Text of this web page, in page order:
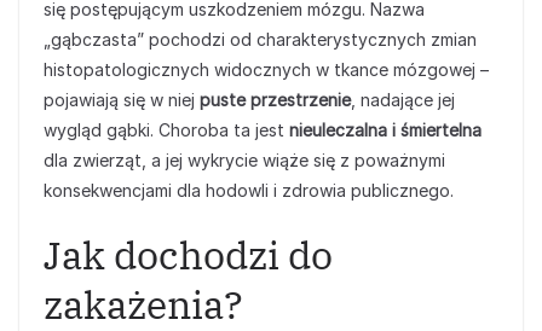
się postępującym uszkodzeniem mózgu. Nazwa
„gąbczasta” pochodzi od charakterystycznych zmian
histopatologicznych widocznych w tkance mózgowej –
pojawiają się w niej puste przestrzenie, nadające jej
wygląd gąbki. Choroba ta jest nieuleczalna i śmiertelna
dla zwierząt, a jej wykrycie wiąże się z poważnymi
konsekwencjami dla hodowli i zdrowia publicznego.
Jak dochodzi do
zakażenia?